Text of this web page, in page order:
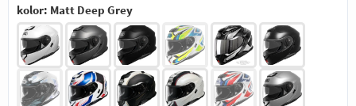
kolor: Matt Deep Grey